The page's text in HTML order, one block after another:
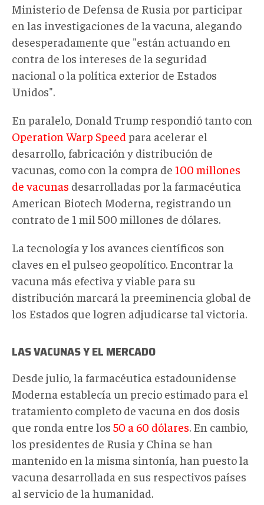
Ministerio de Defensa de Rusia por participar
en las investigaciones de la vacuna, alegando
desesperadamente que "están actuando en
contra de los intereses de la seguridad
nacional o la política exterior de Estados
Unidos".
En paralelo, Donald Trump respondió tanto con
Operation Warp Speed para acelerar el
desarrollo, fabricación y distribución de
vacunas, como con la compra de 100 millones
de vacunas desarrolladas por la farmacéutica
American Biotech Moderna, registrando un
contrato de 1 mil 500 millones de dólares.
La tecnología y los avances científicos son
claves en el pulseo geopolítico. Encontrar la
vacuna más efectiva y viable para su
distribución marcará la preeminencia global de
los Estados que logren adjudicarse tal victoria.
LAS VACUNAS Y EL MERCADO
Desde julio, la farmacéutica estadounidense
Moderna establecía un precio estimado para el
tratamiento completo de vacuna en dos dosis
que ronda entre los 50 a 60 dólares. En cambio,
los presidentes de Rusia y China se han
mantenido en la misma sintonía, han puesto la
vacuna desarrollada en sus respectivos países
al servicio de la humanidad.